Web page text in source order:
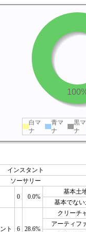
白マ
ナ
青マ
ナ
黒マ
ナ
インスタント
ソーサリー
0 0.0%
基本土
基本でな
ト 6 28.6%
クリーチ
アーティフ